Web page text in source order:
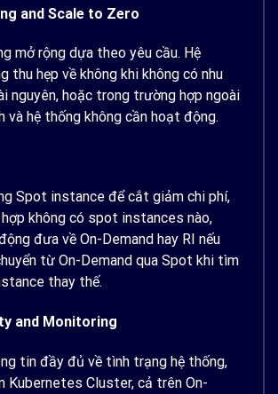
and Scale to Zero
mở rộng dựa theo yêu cầu. Hệ
thu hẹp về không khi không có nhu
nguyên, hoặc trong trường hợp ngoài
và hệ thống không cần hoạt động.
Spot instance để cắt giảm chi phí,
không có spot instances nào,
đưa về On-Demand hay RI nếu
từ On-Demand qua Spot khi tìm
thay thế.
and Monitoring
tin đầy đủ về tình trạng hệ thống,
Kubernetes Cluster, cả trên On-